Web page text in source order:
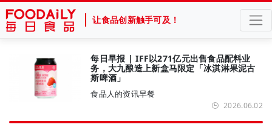
让食品创新触手可及！
每日早报 | IFF以271亿元出售食品配料业
务，大九酿造上新盒马限定「冰淇淋果泥古
斯啤酒」
食品人的资讯早餐
2026.06.02